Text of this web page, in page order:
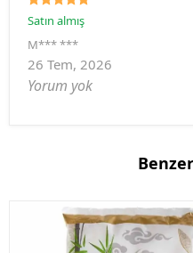
Satın almış
M*** ***
26 Tem, 2026
Yorum yok